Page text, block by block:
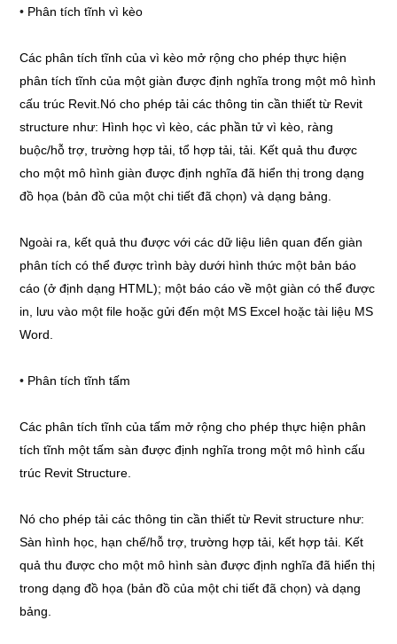
• Phân tích tĩnh vì kèo
Các phân tích tĩnh của vì kèo mở rộng cho phép thực hiện
phân tích tĩnh của một giàn được định nghĩa trong một mô hình
cấu trúc Revit.Nó cho phép tải các thông tin cần thiết từ Revit
structure như: Hình học vì kèo, các phần tử vì kèo, ràng
buộc/hỗ trợ, trường hợp tải, tổ hợp tải, tải. Kết quả thu được
cho một mô hình giàn được định nghĩa đã hiển thị trong dạng
đồ họa (bản đồ của một chi tiết đã chọn) và dạng bảng.
Ngoài ra, kết quả thu được với các dữ liệu liên quan đến giàn
phân tích có thể được trình bày dưới hình thức một bản báo
cáo (ở định dạng HTML); một báo cáo về một giàn có thể được
in, lưu vào một file hoặc gửi đến một MS Excel hoặc tài liệu MS
Word.
• Phân tích tĩnh tấm
Các phân tích tĩnh của tấm mở rộng cho phép thực hiện phân
tích tĩnh một tấm sàn được định nghĩa trong một mô hình cấu
trúc Revit Structure.
Nó cho phép tải các thông tin cần thiết từ Revit structure như:
Sàn hình học, hạn chế/hỗ trợ, trường hợp tải, kết hợp tải. Kết
quả thu được cho một mô hình sàn được định nghĩa đã hiển thị
trong dạng đồ họa (bản đồ của một chi tiết đã chọn) và dạng
bảng.